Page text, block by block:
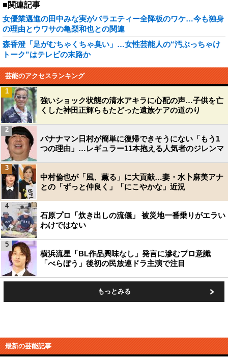
■関連記事
女優業邁進の田中みな実がバラエティー全降板のワケ…今も独身
の理由とウワサの亀梨和也との関連
森香澄「足がむちゃくちゃ臭い」…女性芸能人の“汚ぶっちゃけ
トーク”はテレビの末路か
芸能のアクセスランキング
強いショック状態の清水アキラに心配の声…子供を亡
くした神田正輝らもたどった遺族ケアの道のり
1
バナナマン日村が簡単に復帰できそうにない「もう1
つの理由」…レギュラー11本抱える人気者のジレンマ
2
中村倫也が「風、薫る」に大貢献…妻・水卜麻美アナ
との「ずっと仲良く」「にこやかな」近況
3
石原プロ「炊き出しの流儀」 被災地一番乗りがエラい
わけではない
4
横浜流星「BL作品興味なし」発言に滲むプロ意識
「べらぼう」後初の民放連ドラ主演で注目
5
もっとみる
最新の芸能記事